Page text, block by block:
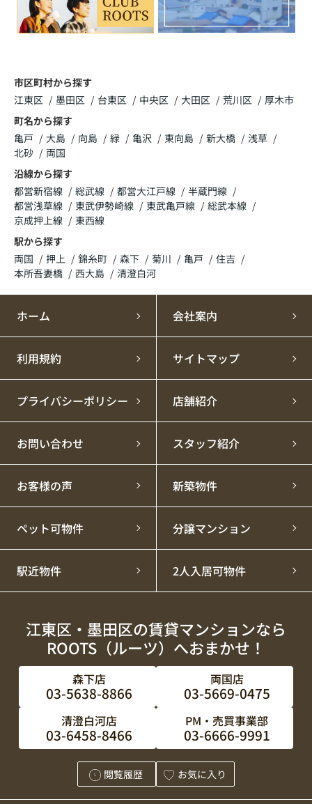
・６月１６日(火)～６月１８日(木) 終日
ご迷惑をお掛け致しますが、何卒宜しくお願い申し上
げます。
2026.05.10
クールビズ実施のお知らせ
いつも株式会社ROOTSのホームページをご覧
2026年5月16日(土)より〚クールビズ〛を実施いたし
ます。
皆様のご理解とご協力を賜りますようお願い申し上げ
【実施期間】
2026年5月16日(土)～10月12日(月)
2026.04.16
PM・売買事業部 ゴールデンウィーク休
業のお知らせ
き、誠にありがとうございます。
その間いただきましたお問い合わせにつきましては、
何卒ご理解頂きますようお願い申し上げます。
※賃貸仲介部は定休日以外通常営業となっております。
2026年5月4日(月)～5月6日(水) ※5月6日(水)
は定休日となっております。
市区町村から探す
江東区
墨田区 台東区 中央区 大田区 荒川区
厚木市
町名から探す
亀戸
大島 向島 緑 亀沢 東向島 新大橋
浅草
北砂
両国
沿線から探す
都営新宿線
総武線 都営大江戸線
半蔵門線
都営浅草線
東武伊勢崎線 東武亀戸線
総武本線
京成押上線
東西線
駅から探す
両国
押上 錦糸町 森下 菊川 亀戸
住吉
本所吾妻橋
西大島 清澄白河
ホーム 会社案内
利用規約 サイトマップ
プライバシーポリシー 店舗紹介
お問い合わせ スタッフ紹介
お客様の声 新築物件
ペット可物件 分譲マンション
駅近物件 2人入居可物件
江東区・墨田区の賃貸マンションなら
ROOTS（ルーツ）へおまかせ！
森下店
03-5638-8866
両国店
03-5669-0475
清澄白河店
03-6458-8466
PM・売買事業部
03-6666-9991
閲覧履歴 お気に入り